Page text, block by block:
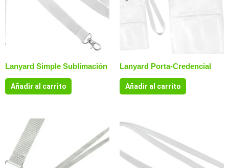
Lanyard Simple Sublimación
Añadir al carrito
Lanyard Porta-Credencial
Añadir al carrito